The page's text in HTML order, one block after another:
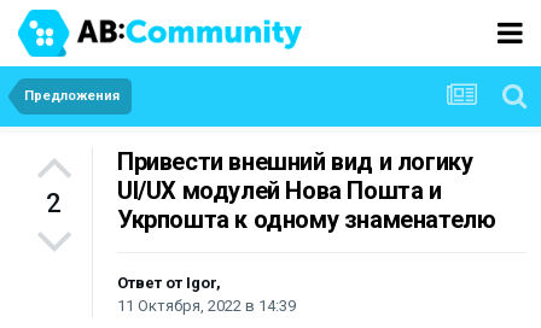
Предложения
2
Привести внешний вид и логику
UI/UX модулей Нова Пошта и
Укрпошта к одному знаменателю
Ответ от Igor,
11 Октября, 2022 в 14:39